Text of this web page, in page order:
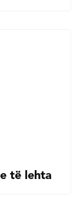
të lehta